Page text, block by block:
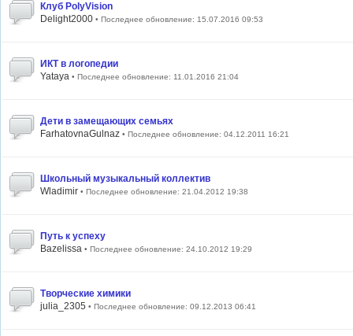
Клуб PolyVision
Delight2000 • Последнее обновление: 15.07.2016 09:53
ИКТ в логопедии
Yataya • Последнее обновление: 11.01.2016 21:04
Дети в замещающих семьях
FarhatovnaGulnaz • Последнее обновление: 04.12.2011 16:21
Школьный музыкальный коллектив
Wladimir • Последнее обновление: 21.04.2012 19:38
Путь к успеху
Bazelissa • Последнее обновление: 24.10.2012 19:29
Творческие химики
julia_2305 • Последнее обновление: 09.12.2013 06:41